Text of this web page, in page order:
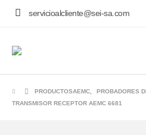
servicioalcliente@sei-sa.com
PRODUCTOSAEMC,
PROBADORES
TRANSMISOR RECEPTOR AEMC 6681